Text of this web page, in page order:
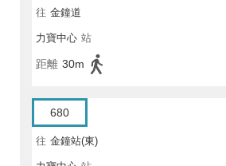
往 金鐘道
力寶中心 站
距離 30m
680
往 金鐘站(東)